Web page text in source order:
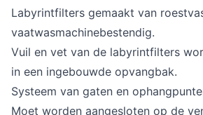
Labyrintfilters gemaakt van
vaatwasmachinebestendig.
Vuil en vet van de labyrintfilters
in een ingebouwde opvangbak.
Systeem van gaten en
Moet worden aangesloten op de